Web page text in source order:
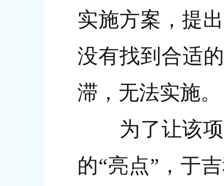
实施方案，提
没有找到合适
滞，无法实施。
为了让该项
的“亮点”，于